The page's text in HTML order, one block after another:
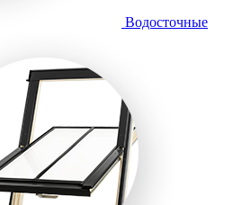
Водосточные